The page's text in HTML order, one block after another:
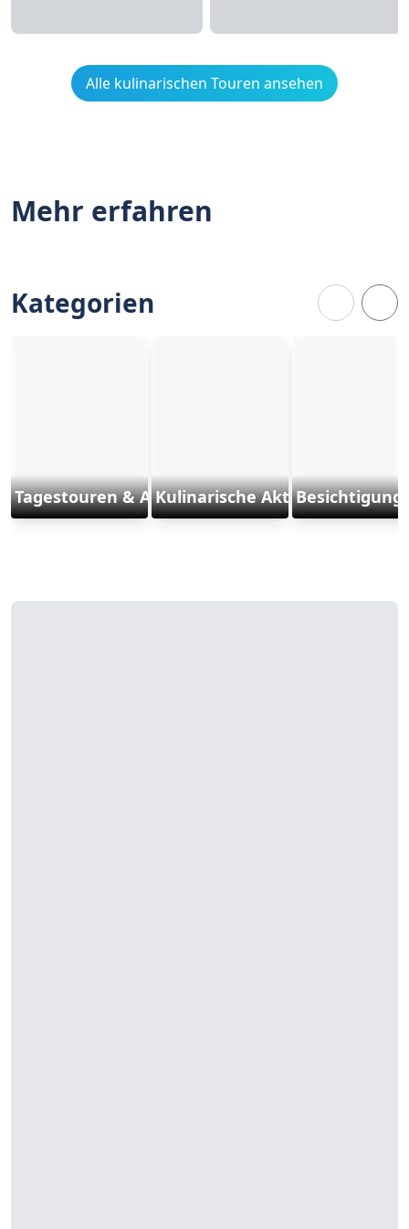
Alle kulinarischen Touren ansehen
Mehr erfahren
Kategorien
Tagestouren & AusflügeKulinarische Aktivitäten